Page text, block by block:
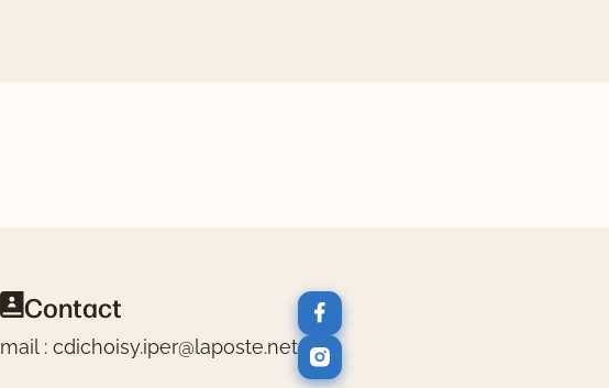
Contact
mail : cdichoisy.iper@laposte.net
Logos réseaux sociaux